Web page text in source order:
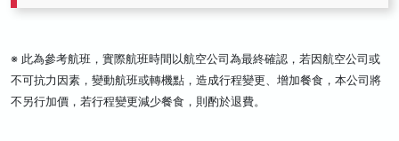
※ 此為參考航班，實際航班時間以航空公司為最終確認，若因航空公司或
不可抗力因素，變動航班或轉機點，造成行程變更、增加餐食，本公司將
不另行加價，若行程變更減少餐食，則酌於退費。